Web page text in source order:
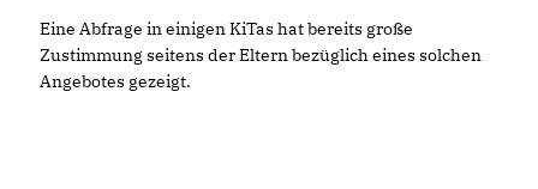
Eine Abfrage in einigen KiTas hat bereits große
Zustimmung seitens der Eltern bezüglich eines solchen
Angebotes gezeigt.